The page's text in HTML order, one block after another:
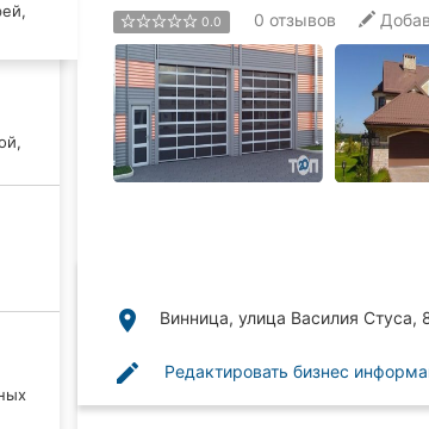
0.0 0 отзывов
place Винница, улица Василия Стуса,
edit Редактировать бизнес